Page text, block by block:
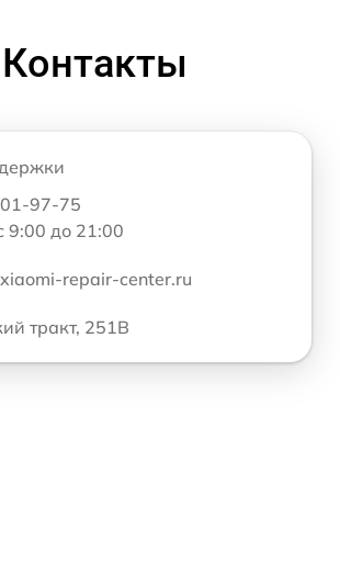
Контакты
97-75
9:00 до 21:00
repair-center.ru
тракт, 251В